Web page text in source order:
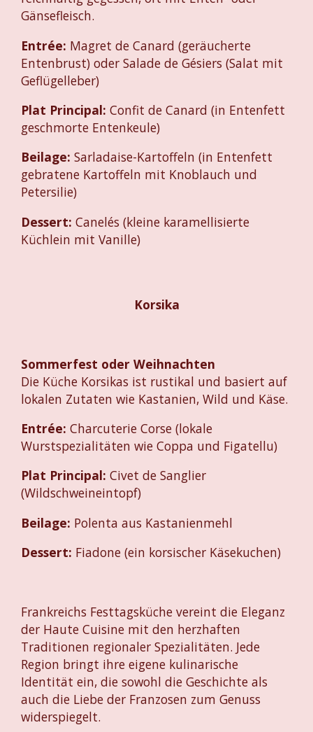
Gänsefleisch.
Entrée: Magret de Canard (geräucherte
Entenbrust) oder Salade de Gésiers (Salat mit
Geflügelleber)
Plat Principal: Confit de Canard (in Entenfett
geschmorte Entenkeule)
Beilage: Sarladaise-Kartoffeln (in Entenfett
gebratene Kartoffeln mit Knoblauch und
Petersilie)
Dessert: Canelés (kleine karamellisierte
Küchlein mit Vanille)
Korsika
Sommerfest oder Weihnachten
Die Küche Korsikas ist rustikal und basiert auf
lokalen Zutaten wie Kastanien, Wild und Käse.
Entrée: Charcuterie Corse (lokale
Wurstspezialitäten wie Coppa und Figatellu)
Plat Principal: Civet de Sanglier
(Wildschweineintopf)
Beilage: Polenta aus Kastanienmehl
Dessert: Fiadone (ein korsischer Käsekuchen)
Frankreichs Festtagsküche vereint die Eleganz
der Haute Cuisine mit den herzhaften
Traditionen regionaler Spezialitäten. Jede
Region bringt ihre eigene kulinarische
Identität ein, die sowohl die Geschichte als
auch die Liebe der Franzosen zum Genuss
widerspiegelt.